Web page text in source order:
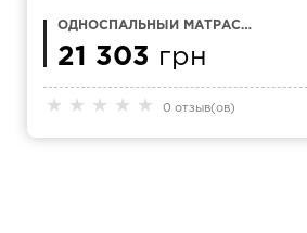
★ ★ ★ ★ ★ 0 отзыв(ов)
ОДНОСПАЛЬНЫЙ МАТРАС
COMFORT
21 303 грн